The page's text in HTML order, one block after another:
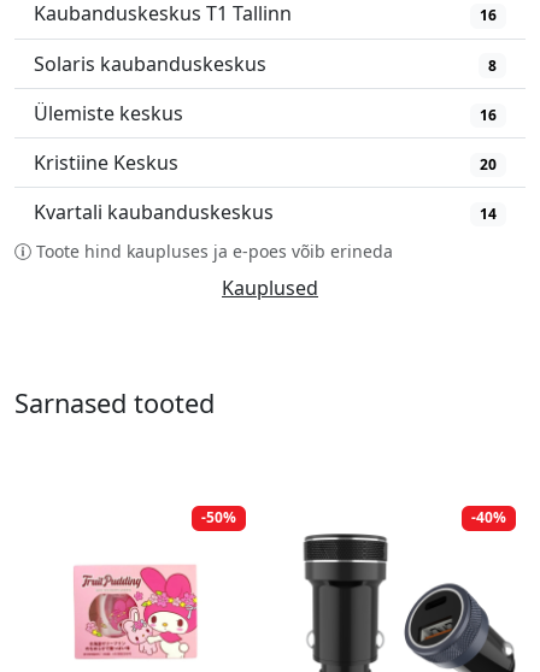
Kaubanduskeskus T1 Tallinn 16
Solaris kaubanduskeskus 8
Ülemiste keskus 16
Kristiine Keskus 20
Kvartali kaubanduskeskus 14
Toote hind kaupluses ja e-poes võib erineda
Kauplused
Sarnased tooted
-50% -40%